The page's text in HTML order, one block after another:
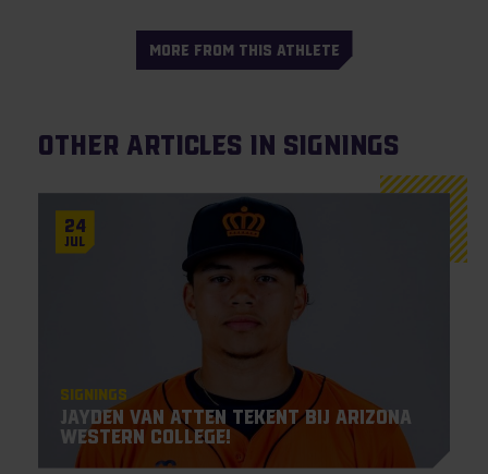
MORE FROM THIS ATHLETE
Other articles in Signings
24
Jul
Signings
Jayden Van Atten tekent bij Arizona
Western College!